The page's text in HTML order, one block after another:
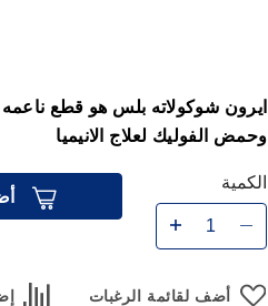
ايرون شوكولاته بلس هو قطع
وحمض الفوليك لعلاج الانيميا
الكمية
أضف لقائمة الرغبات